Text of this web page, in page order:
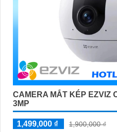
CAMERA MẮT KÉP EZVIZ
3MP
1,499,000 ₫
1,900,000 ₫